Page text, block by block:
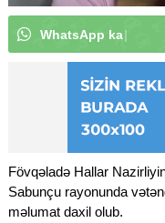
WhatsApp kan
Fövqəladə Hallar
Sabunçu rayonunda
məlumat daxil olub.